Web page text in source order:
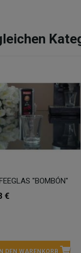
"BOMBÓN"
€